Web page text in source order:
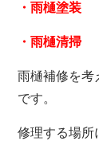
・雨樋塗装
・雨樋清掃
雨樋補修を考
です。
修理する場所